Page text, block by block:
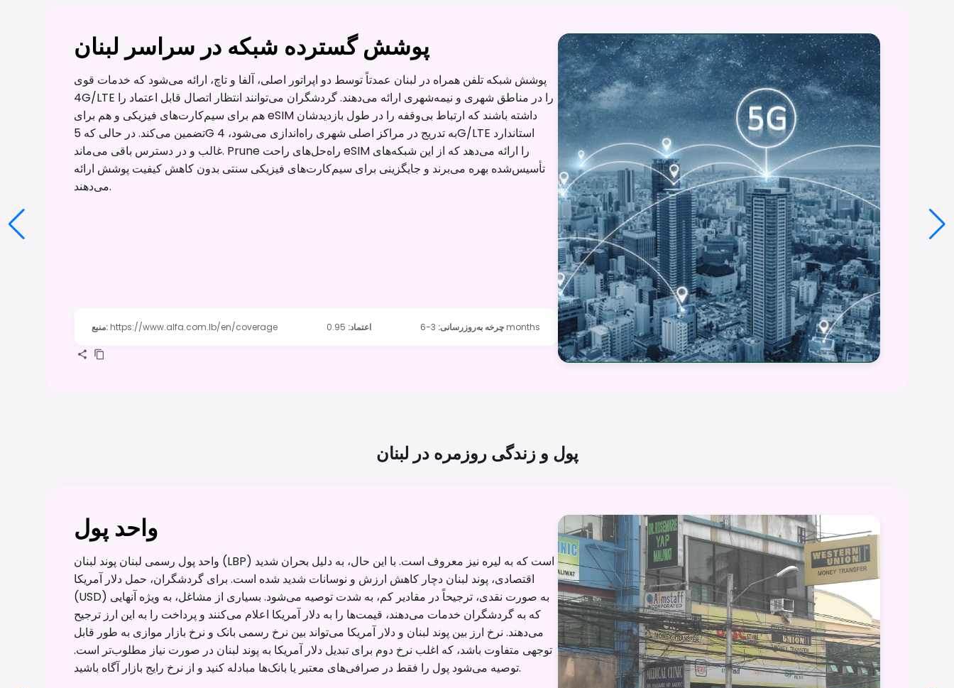
پوشش گسترده شبکه در سراسر لبنان
پوشش شبکه تلفن همراه در لبنان عمدتاً توسط دو اپراتور اصلی، آلفا و تاچ، ارائه می‌شود که خدمات قوی
4G/LTE را در مناطق شهری و نیمه‌شهری ارائه می‌دهند. گردشگران می‌توانند انتظار اتصال قابل اعتماد را
هم برای سیم‌کارت‌های فیزیکی و هم برای eSIM داشته باشند که ارتباط بی‌وقفه را در طول بازدیدشان
تضمین می‌کند. در حالی که 5G به تدریج در مراکز اصلی شهری راه‌اندازی می‌شود، 4G/LTE استاندارد
غالب و در دسترس باقی می‌ماند. Prune راه‌حل‌های راحت eSIM را ارائه می‌دهد که از این شبکه‌های
تأسیس‌شده بهره می‌برند و جایگزینی برای سیم‌کارت‌های فیزیکی سنتی بدون کاهش کیفیت پوشش ارائه
می‌دهند.
منبع: https://www.alfa.com.lb/en/coverage اعتماد:
0.95 چرخه به‌روزرسانی: 3-6 months
پول و زندگی روزمره در لبنان
واحد پول
واحد پول رسمی لبنان پوند لبنان (LBP) است که به لیره نیز معروف است. با این حال، به دلیل بحران شدید
اقتصادی، پوند لبنان دچار کاهش ارزش و نوسانات شدید شده است. برای گردشگران، حمل دلار آمریکا
(USD) به صورت نقدی، ترجیحاً در مقادیر کم، به شدت توصیه می‌شود. بسیاری از مشاغل، به ویژه آنهایی
که به گردشگران خدمات می‌دهند، قیمت‌ها را به دلار آمریکا اعلام می‌کنند و پرداخت را به این ارز ترجیح
می‌دهند. نرخ ارز بین پوند لبنان و دلار آمریکا می‌تواند بین نرخ رسمی بانک و نرخ بازار موازی به طور قابل
توجهی متفاوت باشد، که اغلب نرخ دوم برای تبدیل دلار آمریکا به پوند لبنان در صورت نیاز مطلوب‌تر است.
توصیه می‌شود پول را فقط در صرافی‌های معتبر یا بانک‌ها مبادله کنید و از نرخ رایج بازار آگاه باشید.